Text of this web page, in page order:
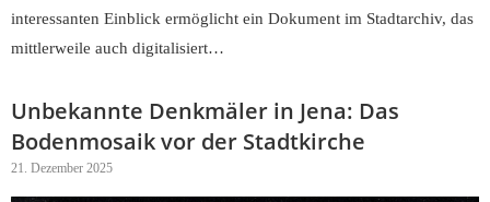
interessanten Einblick ermöglicht ein Dokument im Stadtarchiv, das
mittlerweile auch digitalisiert…
Unbekannte Denkmäler in Jena: Das
Bodenmosaik vor der Stadtkirche
21. Dezember 2025